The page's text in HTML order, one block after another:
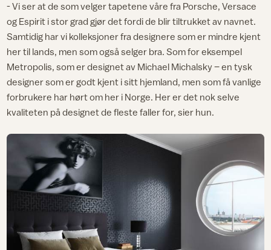
- Vi ser at de som velger tapetene våre fra Porsche, Versace
og Espirit i stor grad gjør det fordi de blir tiltrukket av navnet.
Samtidig har vi kolleksjoner fra designere som er mindre kjent
her til lands, men som også selger bra. Som for eksempel
Metropolis, som er designet av Michael Michalsky – en tysk
designer som er godt kjent i sitt hjemland, men som få vanlige
forbrukere har hørt om her i Norge. Her er det nok selve
kvaliteten på designet de fleste faller for, sier hun.